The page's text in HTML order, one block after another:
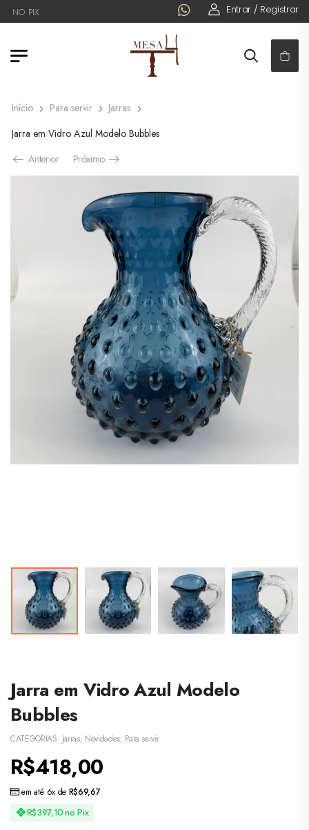
PIX Entrar / Registrar
Início Para servir
Jarras
Jarra em Vidro Azul Modelo Bubbles
Anterior
Próximo
Jarra em Vidro Azul Modelo
Bubbles
CATEGORIAS: Jarras, Novidades, Para servir
R$418,00
R$397,10no Pix
em até 6x de R$69,67